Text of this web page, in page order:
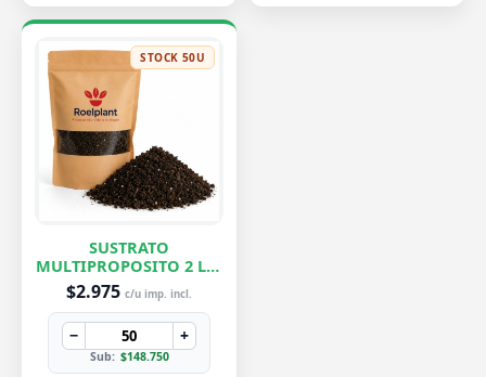
STOCK 50U
SUSTRATO
MULTIPROPOSITO 2 LTS
ROELPLANT
$2.975 c/u imp. incl.
− +
Sub: $148.750